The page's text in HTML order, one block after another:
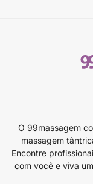
O 99massagem
massagem
Encontre
com você e viva